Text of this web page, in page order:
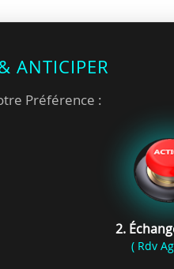
ANTICIPER
Préférence :
2.
( Rdv